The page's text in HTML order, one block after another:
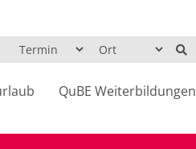
QuBE Weiterbildungen